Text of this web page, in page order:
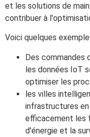
et les solutions de
contribuer à
Voici quelques
Des commandes
les données IoT
optimiser les
les villes
infrastructures
efficacement les
d'énergie et la